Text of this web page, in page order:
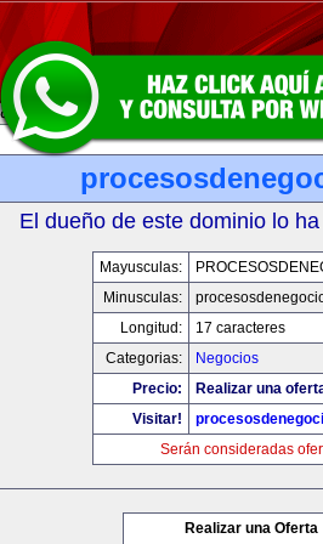
El dueño de este dominio lo
Mayusculas:
Minusculas:
Longitud:
17 caracteres
Categorias:
Negocios
Precio:
Realizar una
Visitar!
Serán consideradas
Realizar una Oferta